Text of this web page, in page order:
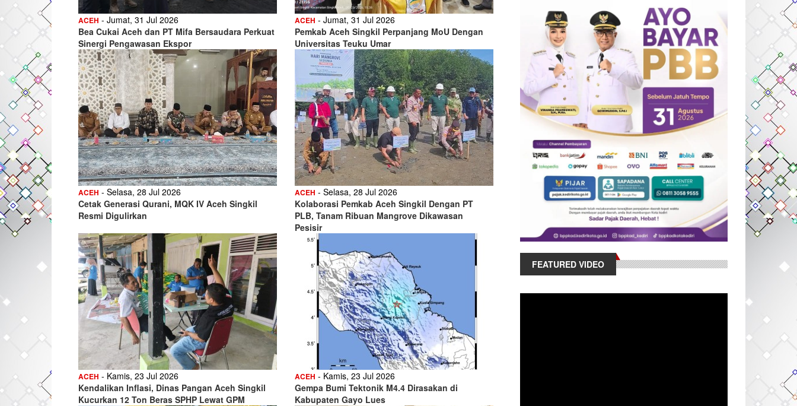
ACEH - Jumat, 31 Jul 2026
Bea Cukai Aceh dan PT Mifa Bersaudara Perkuat
Sinergi Pengawasan Ekspor
ACEH - Jumat, 31 Jul 2026
Pemkab Aceh Singkil Perpanjang MoU Dengan
Universitas Teuku Umar
ACEH - Selasa, 28 Jul 2026
Cetak Generasi Qurani, MQK IV Aceh Singkil
Resmi Digulirkan
ACEH - Selasa, 28 Jul 2026
Kolaborasi Pemkab Aceh Singkil Dengan PT
PLB, Tanam Ribuan Mangrove Dikawasan
Pesisir
ACEH - Kamis, 23 Jul 2026
Kendalikan Inflasi, Dinas Pangan Aceh Singkil
Kucurkan 12 Ton Beras SPHP Lewat GPM
ACEH - Kamis, 23 Jul 2026
Gempa Bumi Tektonik M4.4 Dirasakan di
Kabupaten Gayo Lues
FEATURED VIDEO